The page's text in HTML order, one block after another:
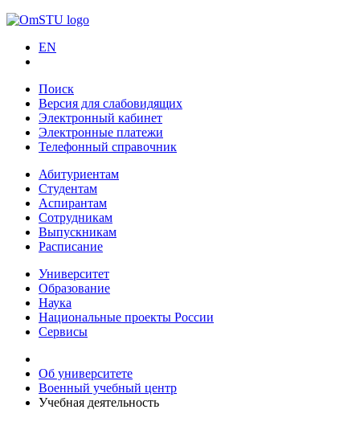
EN
Поиск
Версия для слабовидящих
Электронный кабинет
Электронные платежи
Телефонный справочник
Абитуриентам
Студентам
Аспирантам
Сотрудникам
Выпускникам
Расписание
Университет
Образование
Наука
Национальные проекты России
Сервисы
Об университете
Военный учебный центр
Учебная деятельность